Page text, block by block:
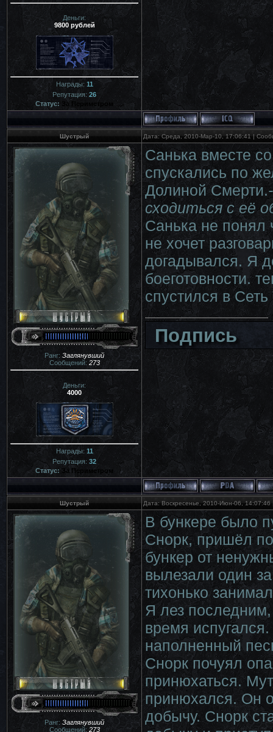
Деньги:
9800 рублей
Награды: 11
Репутация:26
Статус: За Периметром
Шустрый Дата: Среда, 2010-Мар-10, 17:06:41 |
Ранг:Заглянувший
Сообщений:273
Деньги:
4000
Награды: 11
Репутация: 32
Статус:За Периметром
Санька вместе
спускались по
Долиной Смерти.
сходиться с её
Санька не понял
не хочет
догадывался. Я
боеготовности.
спустился в
Подпись
Шустрый Дата: Воскресенье, 2010-Июн-06,
Ранг:Заглянувший
Сообщений:273
В бункере было
Снорк, пришёл
бункер от
вылезали один
тихонько
Я лез последним,
время
наполненный
Снорк почуял
принюхаться.
принюхался. Он
добычу. Снорк